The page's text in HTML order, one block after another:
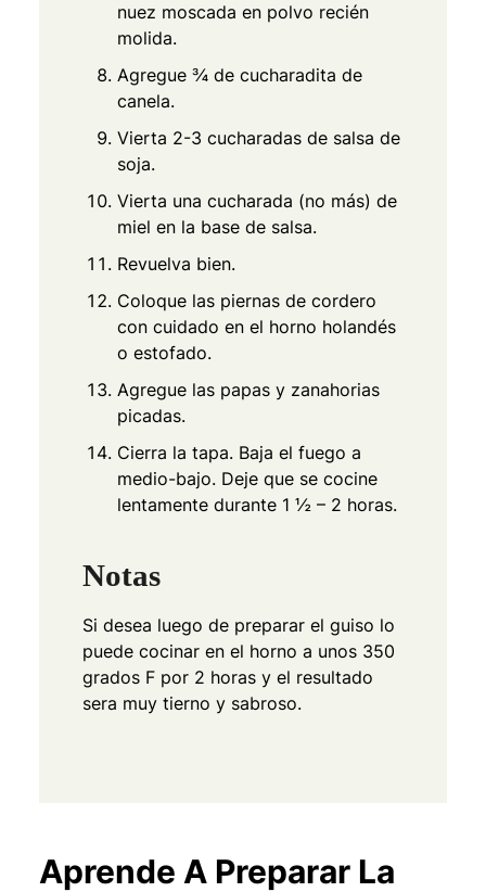
nuez moscada en polvo recién
molida.
Agregue ¾ de cucharadita de
canela.
Vierta 2-3 cucharadas de salsa de
soja.
Vierta una cucharada (no más) de
miel en la base de salsa.
Revuelva bien.
Coloque las piernas de cordero
con cuidado en el horno holandés
o estofado.
Agregue las papas y zanahorias
picadas.
Cierra la tapa. Baja el fuego a
medio-bajo. Deje que se cocine
lentamente durante 1 ½ – 2 horas.
Notas
Si desea luego de preparar el guiso lo
puede cocinar en el horno a unos 350
grados F por 2 horas y el resultado
sera muy tierno y sabroso.
Aprende A Preparar La